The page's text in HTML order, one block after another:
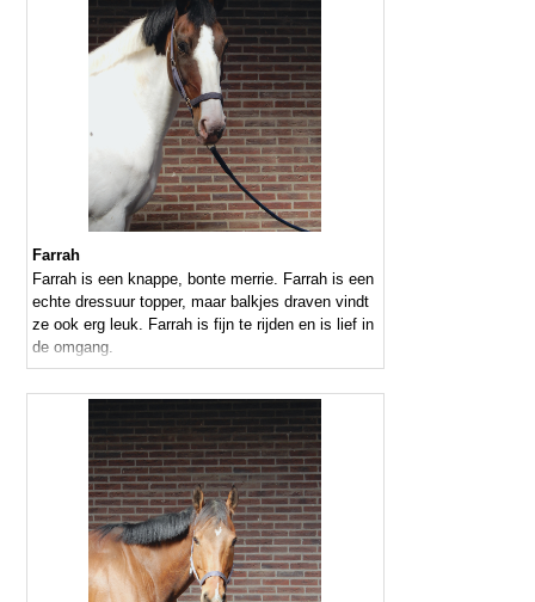
Farrah
Farrah is een knappe, bonte merrie. Farrah is een
echte dressuur topper, maar balkjes draven vindt
ze ook erg leuk. Farrah is fijn te rijden en is lief in
de omgang.